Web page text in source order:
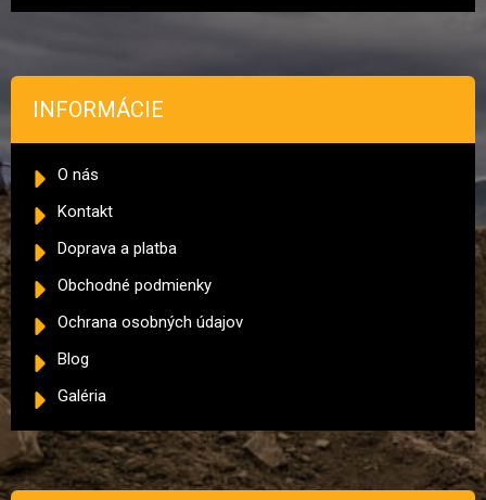
INFORMÁCIE
O nás
Kontakt
Doprava a platba
Obchodné podmienky
Ochrana osobných údajov
Blog
Galéria